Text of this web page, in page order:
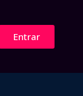
Entrar